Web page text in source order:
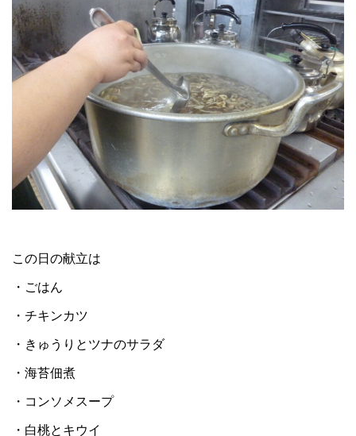
この日の献立は
・ごはん
・チキンカツ
・きゅうりとツナのサラダ
・海苔佃煮
・コンソメスープ
・白桃とキウイ